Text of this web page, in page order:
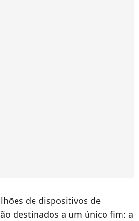
de dispositivos de
destinados a um único fim: a